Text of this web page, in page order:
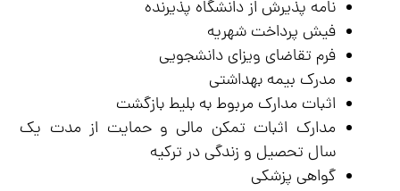
نامه پذیرش از دانشگاه پذیرنده
فیش پرداخت شهریه
فرم تقاضای ویزای دانشجویی
مدرک بیمه بهداشتی
اثبات مدارک مربوط به بلیط بازگشت
مدارک اثبات تمکن مالی و حمایت از مدت یک
سال تحصیل و زندگی در ترکیه
گواهی پزشکی